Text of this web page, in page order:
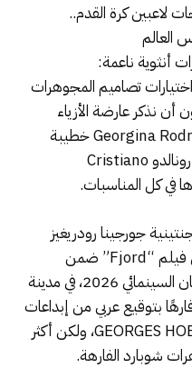
لاعبين كرة القدم..
العالم
أنثوية ناعمة:
تصاميم المجوهرات
أن نذكر عارضة الأزياء
الإسبانية جورجينا رودريغيز Georgina Rodriguez خطيبة
لاعب كرة القدم البرتغالي كريستيانو رونالدو Cristiano
جورجينا رودريغيز
Georgina Rodriguez إلى عرض فيلم “Fjord” ضمن
فعاليات الدورة الـ79 من مهرجان كان السينمائي 2026، في مدينة
بتوقيع عربي من إبداعات
مصمم الأزياء جورج حبيقة GEORGES HOBEIKA، ولكن أكثر
شوبارد الفارهة.